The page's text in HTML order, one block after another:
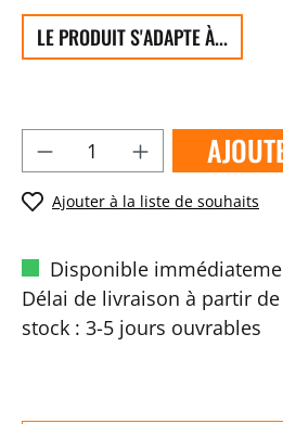
LE PRODUIT S'ADAPTE À...
Ajouter à la liste de souhaits
Disponible
Délai de livraison à partir
stock : 3-5 jours ouvrables